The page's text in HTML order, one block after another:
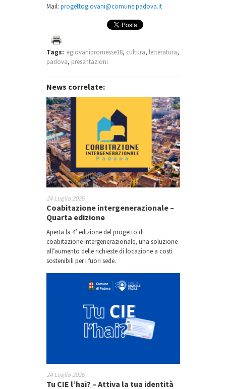
Mail: progettogiovani@comune.padova.it
Tags: #giovanipromesse18, cultura, letteratura,
padova, presentazioni
News correlate:
24 Luglio 2026
Coabitazione intergenerazionale –
Quarta edizione
Aperta la 4° edizione del progetto di
coabitazione intergenerazionale, una soluzione
all’aumento delle richieste di locazione a costi
sostenibili per i fuori sede.
24 Luglio 2026
Tu CIE l’hai? – Attiva la tua identità